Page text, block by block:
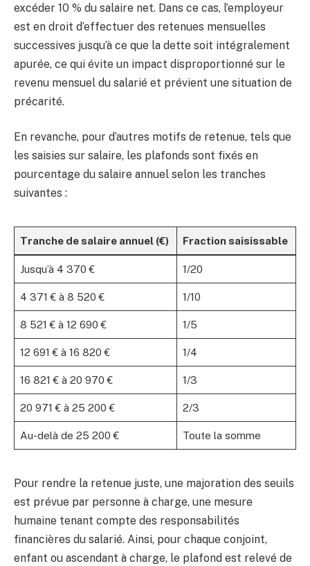
excéder 10 % du salaire net. Dans ce cas, l’employeur
est en droit d’effectuer des retenues mensuelles
successives jusqu’à ce que la dette soit intégralement
apurée, ce qui évite un impact disproportionné sur le
revenu mensuel du salarié et prévient une situation de
précarité.
En revanche, pour d’autres motifs de retenue, tels que
les saisies sur salaire, les plafonds sont fixés en
pourcentage du salaire annuel selon les tranches
suivantes :
Tranche de salaire annuel (€) Fraction saisissable
Jusqu’à 4 370 € 1/20
4 371 € à 8 520 € 1/10
8 521 € à 12 690 € 1/5
12 691 € à 16 820 € 1/4
16 821 € à 20 970 € 1/3
20 971 € à 25 200 € 2/3
Au-delà de 25 200 € Toute la somme
Pour rendre la retenue juste, une majoration des seuils
est prévue par personne à charge, une mesure
humaine tenant compte des responsabilités
financières du salarié. Ainsi, pour chaque conjoint,
enfant ou ascendant à charge, le plafond est relevé de